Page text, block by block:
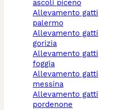
ascoli piceno
allevamento gatti
palermo
allevamento gatti
gorizia
allevamento gatti
foggia
allevamento gatti
messina
allevamento gatti
pordenone